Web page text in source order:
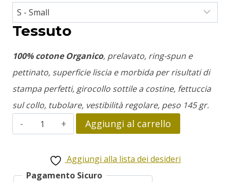
Tessuto
100% cotone Organico, prelavato, ring-spun e
pettinato, superficie liscia e morbida per risultati di
stampa perfetti, girocollo sottile a costine, fettuccia
sul collo, tubolare, vestibilità regolare, peso 145 gr.
John
Belushi
Aggiungi al carrello
Aggiungi alla lista dei desideri
Pagamento Sicuro